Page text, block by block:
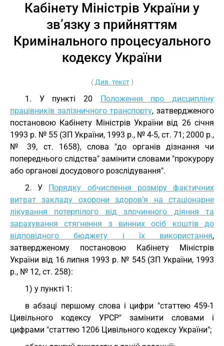
Кабінету Міністрів України у
зв’язку з прийняттям
Кримінального процесуального
кодексу України
( Див. текст)
1. У пункті 20 Положення про дисципліну
працівників залізничного транспорту, затвердженого
постановою Кабінету Міністрів України від 26 січня
1993 р. № 55 (ЗП України, 1993 р., № 4-5, ст. 71; 2000 р.,
№ 39, ст. 1658), слова "до органів дізнання чи
попереднього слідства" замінити словами "прокурору
або органові досудового розслідування".
2. У Порядку обчислення розміру фактичних
витрат закладу охорони здоров’я на стаціонарне
лікування потерпілого від злочинного діяння та
зарахування стягнення з винних осіб коштів до
відповідного бюджету і їх використання,
затвердженому постановою Кабінету Міністрів
України від 16 липня 1993 р. № 545 (ЗП України, 1993
р., № 12, ст. 258):
1) у пункті 1:
в абзаці першому слова і цифри "статтею 459-1
Цивільного кодексу УРСР" замінити словами і
цифрами "статтею 1206 Цивільного кодексу України";